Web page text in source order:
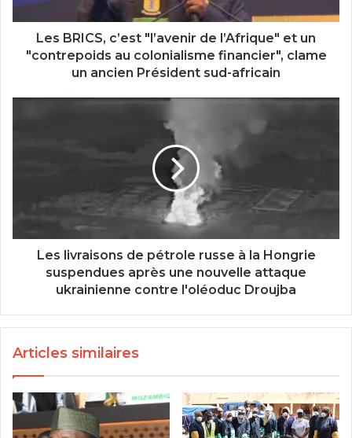
Les BRICS, c’est "l’avenir de l’Afrique" et un
"contrepoids au colonialisme financier", clame
un ancien Président sud-africain
Les livraisons de pétrole russe à la Hongrie
suspendues après une nouvelle attaque
ukrainienne contre l'oléoduc Droujba
Articles similaires